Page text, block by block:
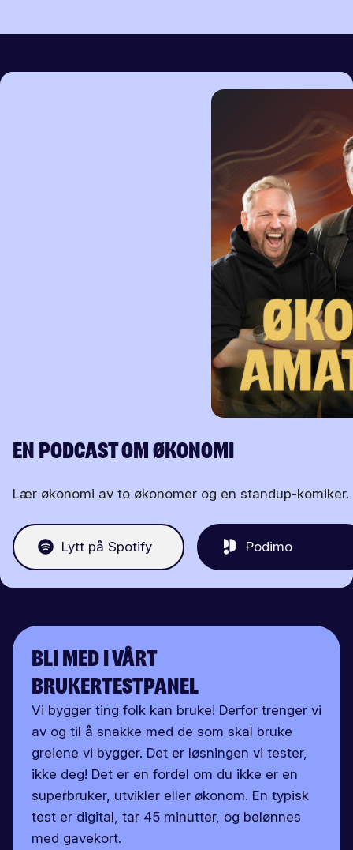
En Podcast om Økonomi
Lær økonomi av to økonomer og en standup-komiker.
Lytt på Spotify Podimo
Bli med i vårt
brukertestpanel
Vi bygger ting folk kan bruke! Derfor trenger vi
av og til å snakke med de som skal bruke
greiene vi bygger. Det er løsningen vi tester,
ikke deg! Det er en fordel om du ikke er en
superbruker, utvikler eller økonom. En typisk
test er digital, tar 45 minutter, og belønnes
med gavekort.